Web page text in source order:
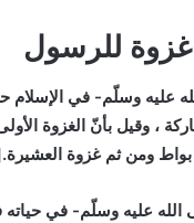
للرسول
عليه وسلّم- في الإسلام
، وقيل بأنّ الغزوة
ومن ثم غزوة
عليه وسلّم- في